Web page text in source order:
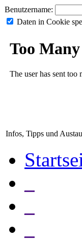
Benutzername:
Daten in Cookie
Infos, Tipps und